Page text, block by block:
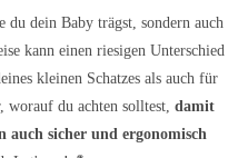
dein Baby trägst, sondern auch
kann einen riesigen Unterschied
kleinen Schatzes als auch für
worauf du achten solltest, damit
auch sicher und ergonomisch